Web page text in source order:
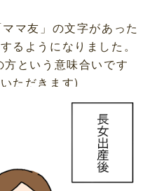
マ友」の文字があった
るようになりました。
という意味合いです
ただきます)